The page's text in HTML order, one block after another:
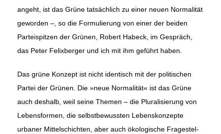
angeht, ist das Grüne tatsächlich zu einer neuen Normalität
geworden –, so die Formulierung von einer der beiden
Parteispitzen der Grünen, Robert Habeck, im Ge­spräch,
das Peter Felixberger und ich mit ihm geführt haben.
Das grüne Konzept ist nicht identisch mit der politischen
Partei der Grünen. Die »neue Normalität« ist das Grüne
auch deshalb, weil seine Themen – die Pluralisierung von
Lebensformen, die selbstbewussten Le­benskonzepte
urbaner Mittelschichten, aber auch ökologische Fragestel­